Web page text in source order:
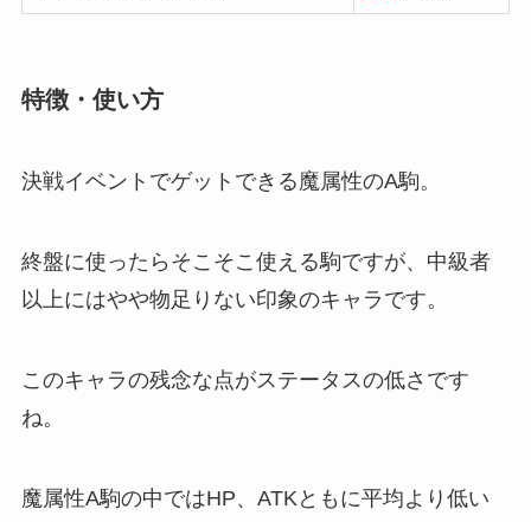
特徴・使い方
決戦イベントでゲットできる魔属性のA駒。
終盤に使ったらそこそこ使える駒ですが、中級者
以上にはやや物足りない印象のキャラです。
このキャラの残念な点がステータスの低さです
ね。
魔属性A駒の中ではHP、ATKともに平均より低い